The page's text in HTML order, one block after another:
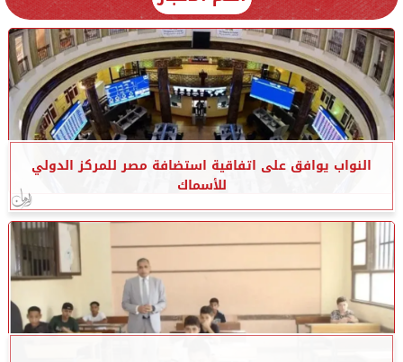
النواب يوافق على اتفاقية استضافة مصر للمركز الدولي
للأسماك